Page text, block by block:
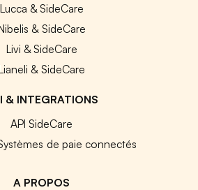
Lucca & SideCare
& SideCare
Livi & SideCare
& SideCare
& INTEGRATIONS
API SideCare
de paie connectés
A PROPOS